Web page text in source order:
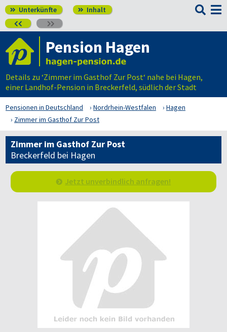
 Unterkünfte  Inhalt
 

Pension Hagen
Details zu ‘Zimmer im Gasthof Zur Post‘ nahe bei Hagen,
einer Landhof-Pension in Breckerfeld, südlich der Stadt
Pensionen in Deutschland Nordrhein-Westfalen
Hagen
Zimmer im Gasthof Zur Post
Zimmer im Gasthof Zur Post
Breckerfeld bei Hagen
Jetzt unverbindlich anfragen!